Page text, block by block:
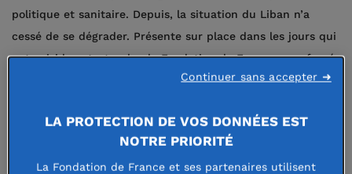
politique et sanitaire. Depuis, la situation du Liban n’a
cessé de se dégrader. Présente sur place dans les jours qui
ont suivi la catastrophe, la Fondation de France a renforcé
son appui aux organisations de la société libanaise qui
Téléchargez le bilan
LA PROTECTION DE VOS DONNÉES EST
NOTRE PRIORITÉ
La Fondation de France et ses partenaires utilisent
Continuer sans accepter ➜